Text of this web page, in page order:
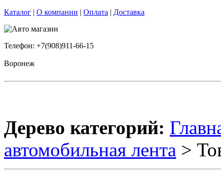
Каталог | О компании | Оплата | Доставка
Телефон: +7(908)911-66-15
Воронеж
Дерево категорий:
автомобильная лента >